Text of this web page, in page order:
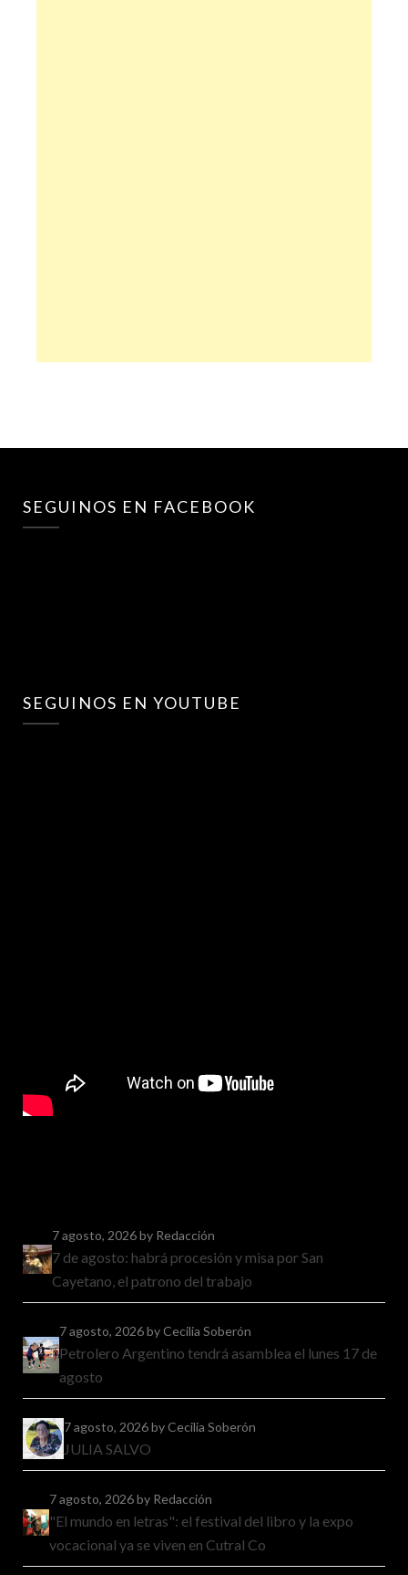
SEGUINOS EN FACEBOOK
SEGUINOS EN YOUTUBE
7 agosto, 2026by Redacción
7 de agosto: habrá procesión y misa por San
Cayetano, el patrono del trabajo
7 agosto, 2026by Cecilia Soberón
Petrolero Argentino tendrá asamblea el lunes 17 de
agosto
7 agosto, 2026by Cecilia Soberón
JULIA SALVO
7 agosto, 2026by Redacción
"El mundo en letras": el festival del libro y la expo
vocacional ya se viven en Cutral Co